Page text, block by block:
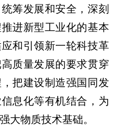
筹发展和安全，深刻
进新型工业化的基本
和引领新一轮科技革
质量发展的要求贯穿
把建设制造强国同发
息化等有机结合，为
大物质技术基础。